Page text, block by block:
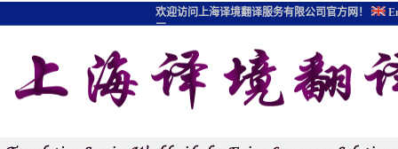
欢迎访问上海译境翻译服务有限公司官方网！
图